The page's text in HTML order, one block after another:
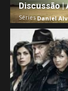
Discussão |
SériesDaniel